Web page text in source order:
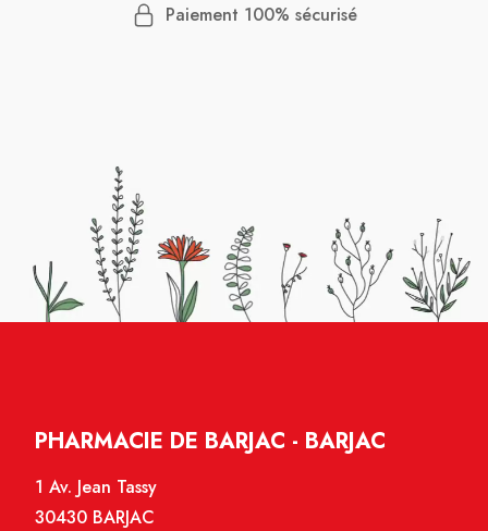
Paiement 100% sécurisé
PHARMACIE DE BARJAC - BARJAC
1 Av. Jean Tassy
30430 BARJAC